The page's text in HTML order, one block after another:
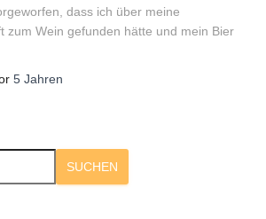
dass ich über meine
zum Wein gefunden hätte und mein Bier
5 Jahren
SUCHEN